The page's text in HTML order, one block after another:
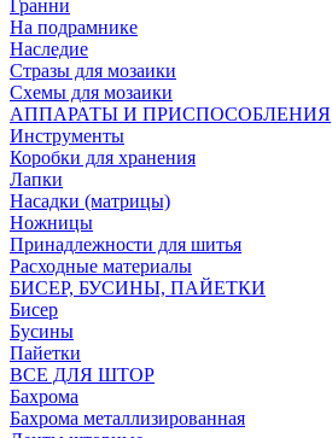
Гранни
На подрамнике
Наследие
Стразы для мозаики
Схемы для мозаики
АППАРАТЫ И ПРИСПОСОБЛЕНИЯ
Инструменты
Коробки для хранения
Лапки
Насадки (матрицы)
Ножницы
Принадлежности для шитья
Расходные материалы
БИСЕР, БУСИНЫ, ПАЙЕТКИ
Бисер
Бусины
Пайетки
ВСЕ ДЛЯ ШТОР
Бахрома
Бахрома металлизированная